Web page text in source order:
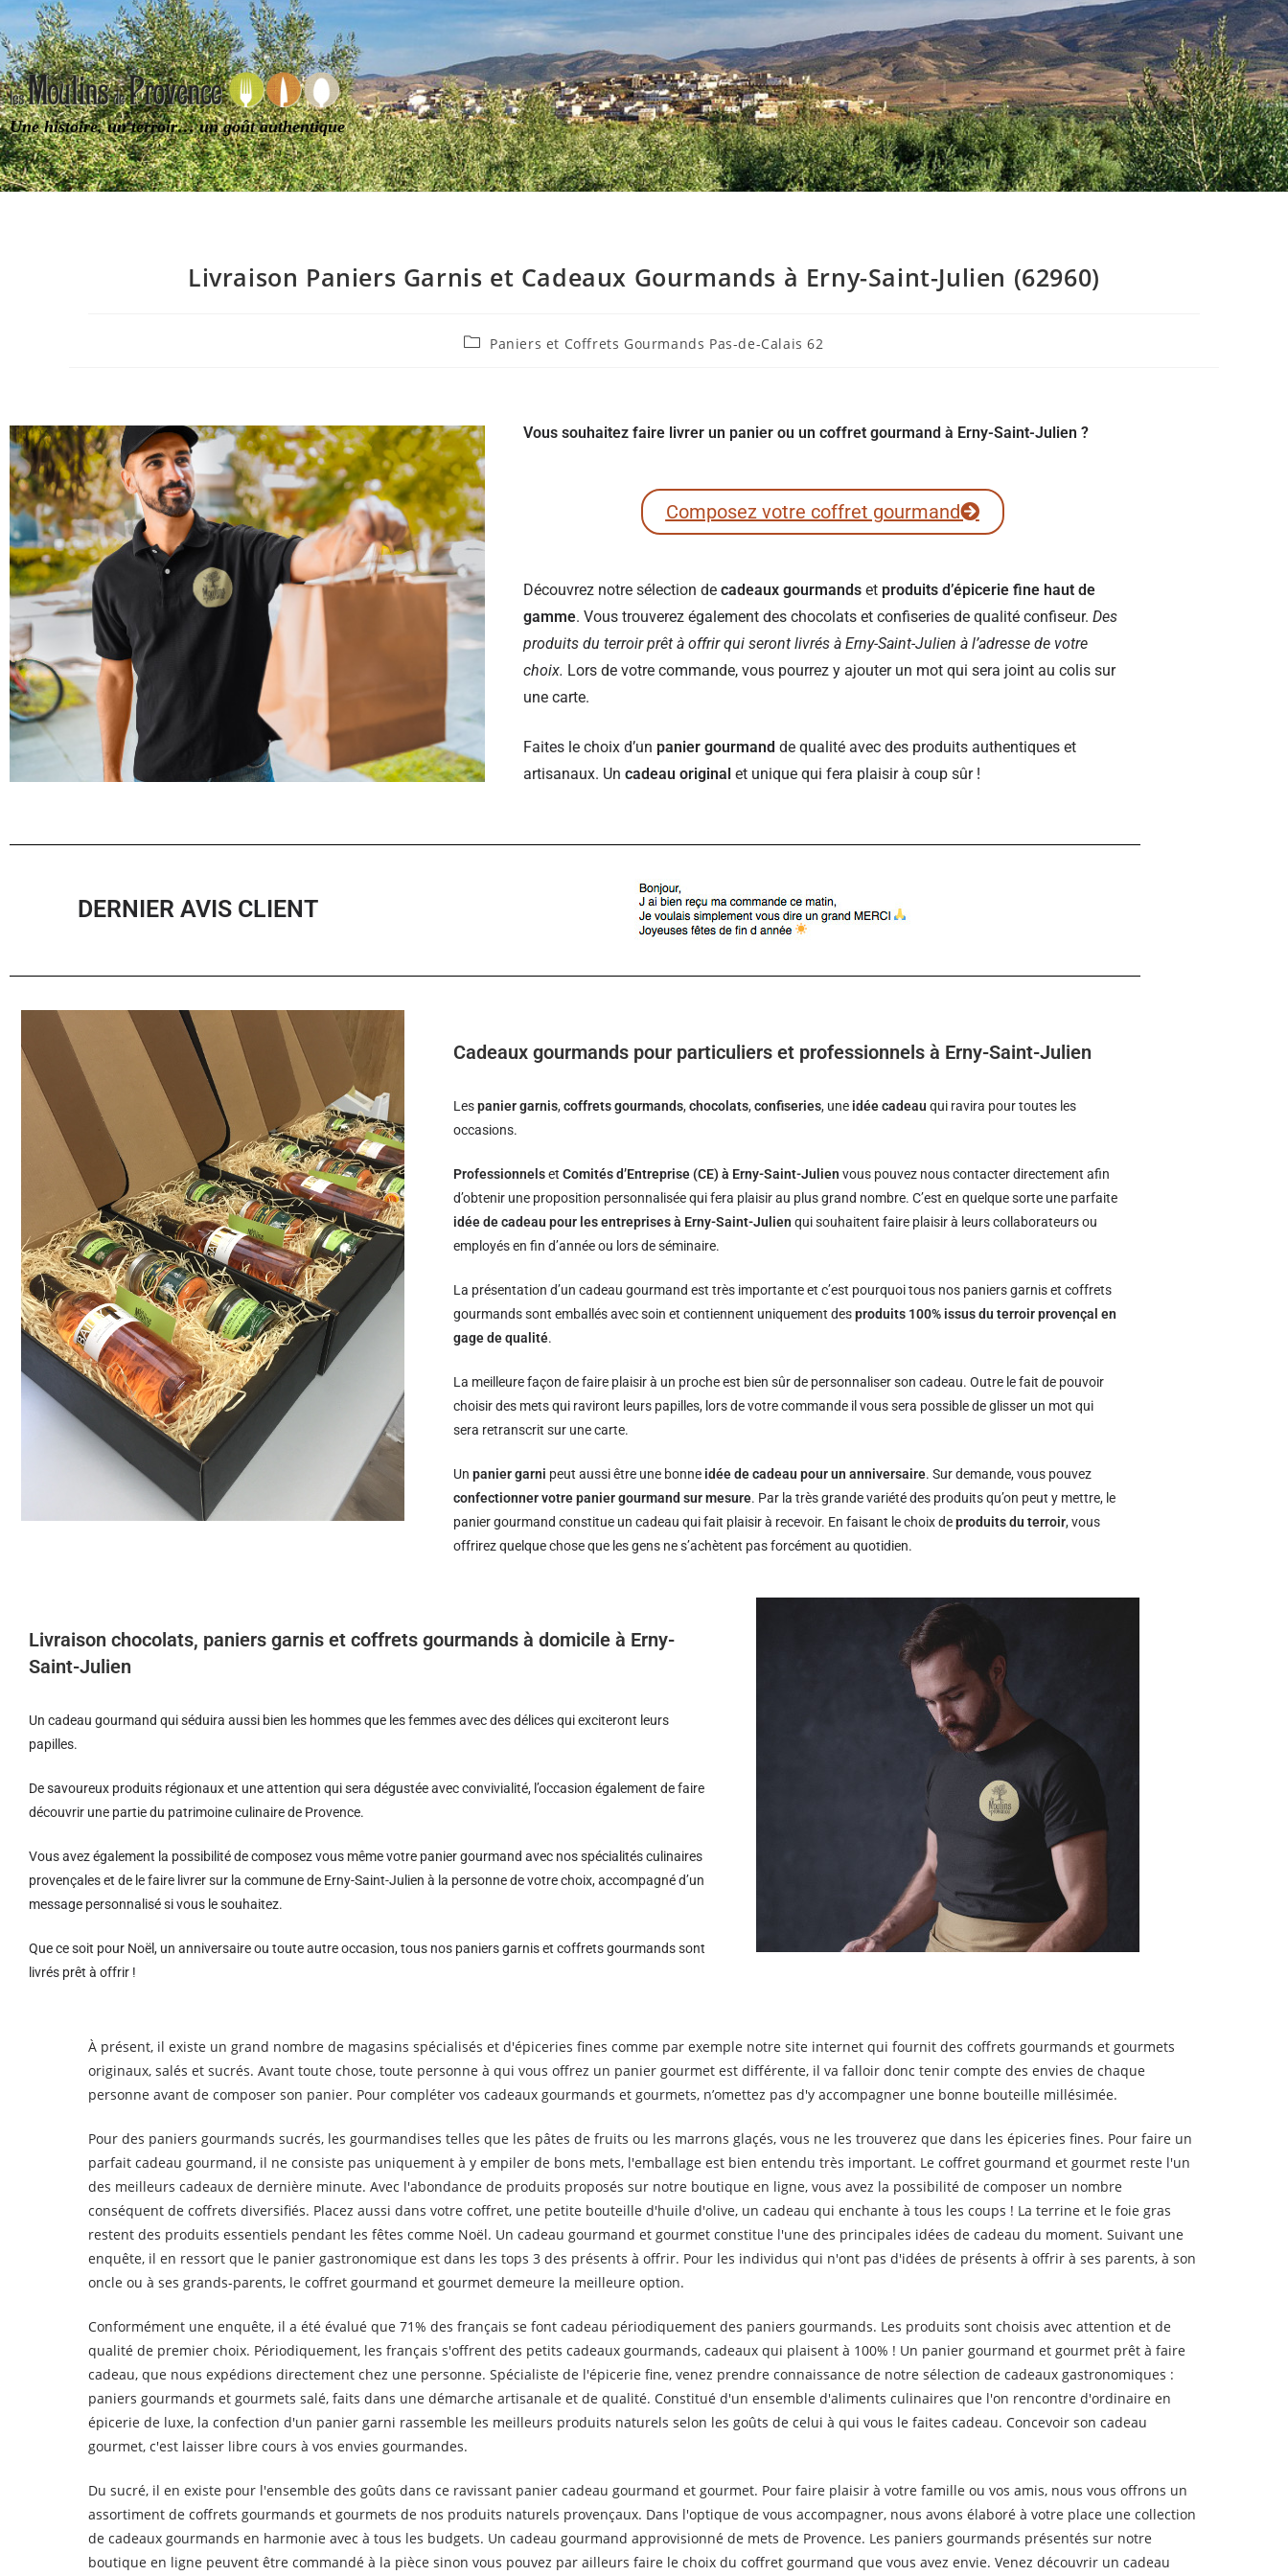
Une histoire, un terroir… un goût authentique
Livraison Paniers Garnis et Cadeaux Gourmands à Erny-Saint-Julien (62960)
Paniers et Coffrets Gourmands Pas-de-Calais 62
Vous souhaitez faire livrer un panier ou un coffret gourmand à Erny-Saint-Julien ?
Composez votre coffret gourmand
Découvrez notre sélection de cadeaux gourmands et produits d’épicerie fine haut de
gamme. Vous trouverez également des chocolats et confiseries de qualité confiseur. Des
produits du terroir prêt à offrir qui seront livrés à Erny-Saint-Julien à l’adresse de votre
choix. Lors de votre commande, vous pourrez y ajouter un mot qui sera joint au colis sur
une carte.
Faites le choix d’un panier gourmand de qualité avec des produits authentiques et
artisanaux. Un cadeau original et unique qui fera plaisir à coup sûr !
DERNIER AVIS CLIENT
Cadeaux gourmands pour particuliers et professionnels à Erny-Saint-Julien
Lespanier garnis,coffrets gourmands,chocolats,confiseries, une idée cadeau qui ravira pour toutes les
occasions.
ProfessionnelsetComités d’Entreprise (CE) à Erny-Saint-Julien vous pouvez nous contacter directement afin
d’obtenir une proposition personnalisée qui fera plaisir au plus grand nombre. C’est en quelque sorte une parfaite
idée de cadeau pour les entreprises à Erny-Saint-Julien qui souhaitent faire plaisir à leurs collaborateurs ou
employés en fin d’année ou lors de séminaire.
La présentation d’un cadeau gourmand est très importante et c’est pourquoi tous nos paniers garnis et coffrets
gourmands sont emballés avec soin et contiennent uniquement desproduits 100% issus du terroir provençal en
gage de qualité.
La meilleure façon de faire plaisir à un proche est bien sûr de personnaliser son cadeau. Outre le fait de pouvoir
choisir des mets qui raviront leurs papilles, lors de votre commande il vous sera possible de glisser un mot qui
sera retranscrit sur une carte.
Unpanier garni peut aussi être une bonne idée de cadeau pour un anniversaire. Sur demande, vous pouvez
confectionner votre panier gourmand sur mesure. Par la très grande variété des produits qu’on peut y mettre, le
panier gourmand constitue un cadeau qui fait plaisir à recevoir. En faisant le choix deproduits du terroir, vous
offrirez quelque chose que les gens ne s’achètent pas forcément au quotidien.
Livraison chocolats, paniers garnis et coffrets gourmands à domicile à Erny-
Saint-Julien
Un cadeau gourmand qui séduira aussi bien les hommes que les femmes avec des délices qui exciteront leurs
papilles.
De savoureux produits régionaux et une attention qui sera dégustée avec convivialité, l’occasion également de faire
découvrir une partie du patrimoine culinaire de Provence.
Vous avez également la possibilité de composez vous même votre panier gourmand avec nos spécialités culinaires
provençales et de le faire livrer sur la commune de Erny-Saint-Julien à la personne de votre choix, accompagné d’un
message personnalisé si vous le souhaitez.
Que ce soit pour Noël, un anniversaire ou toute autre occasion, tous nos paniers garnis et coffrets gourmands sont
livrés prêt à offrir !
À présent, il existe un grand nombre de magasins spécialisés et d'épiceries fines comme par exemple notre site internet qui fournit des coffrets gourmands et gourmets
originaux, salés et sucrés. Avant toute chose, toute personne à qui vous offrez un panier gourmet est différente, il va falloir donc tenir compte des envies de chaque
personne avant de composer son panier. Pour compléter vos cadeaux gourmands et gourmets, n’omettez pas d'y accompagner une bonne bouteille millésimée.
Pour des paniers gourmands sucrés, les gourmandises telles que les pâtes de fruits ou les marrons glaçés, vous ne les trouverez que dans les épiceries fines. Pour faire un
parfait cadeau gourmand, il ne consiste pas uniquement à y empiler de bons mets, l'emballage est bien entendu très important. Le coffret gourmand et gourmet reste l'un
des meilleurs cadeaux de dernière minute. Avec l'abondance de produits proposés sur notre boutique en ligne, vous avez la possibilité de composer un nombre
conséquent de coffrets diversifiés. Placez aussi dans votre coffret, une petite bouteille d'huile d'olive, un cadeau qui enchante à tous les coups ! La terrine et le foie gras
restent des produits essentiels pendant les fêtes comme Noël. Un cadeau gourmand et gourmet constitue l'une des principales idées de cadeau du moment. Suivant une
enquête, il en ressort que le panier gastronomique est dans les tops 3 des présents à offrir. Pour les individus qui n'ont pas d'idées de présents à offrir à ses parents, à son
oncle ou à ses grands-parents, le coffret gourmand et gourmet demeure la meilleure option.
Conformément une enquête, il a été évalué que 71% des français se font cadeau périodiquement des paniers gourmands. Les produits sont choisis avec attention et de
qualité de premier choix. Périodiquement, les français s'offrent des petits cadeaux gourmands, cadeaux qui plaisent à 100% ! Un panier gourmand et gourmet prêt à faire
cadeau, que nous expédions directement chez une personne. Spécialiste de l'épicerie fine, venez prendre connaissance de notre sélection de cadeaux gastronomiques :
paniers gourmands et gourmets salé, faits dans une démarche artisanale et de qualité. Constitué d'un ensemble d'aliments culinaires que l'on rencontre d'ordinaire en
épicerie de luxe, la confection d'un panier garni rassemble les meilleurs produits naturels selon les goûts de celui à qui vous le faites cadeau. Concevoir son cadeau
gourmet, c'est laisser libre cours à vos envies gourmandes.
Du sucré, il en existe pour l'ensemble des goûts dans ce ravissant panier cadeau gourmand et gourmet. Pour faire plaisir à votre famille ou vos amis, nous vous offrons un
assortiment de coffrets gourmands et gourmets de nos produits naturels provençaux. Dans l'optique de vous accompagner, nous avons élaboré à votre place une collection
de cadeaux gourmands en harmonie avec à tous les budgets. Un cadeau gourmand approvisionné de mets de Provence. Les paniers gourmands présentés sur notre
boutique en ligne peuvent être commandé à la pièce sinon vous pouvez par ailleurs faire le choix du coffret gourmand que vous avez envie. Venez découvrir un cadeau